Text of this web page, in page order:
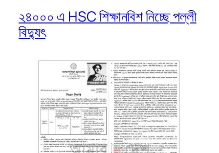
২৪০০০ এ HSC শিক্ষানবিশ নিচ্ছে পল্লী
বিদ্যুৎ